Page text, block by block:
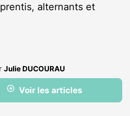
alternants et
Julie DUCOURAU
Voir les articles